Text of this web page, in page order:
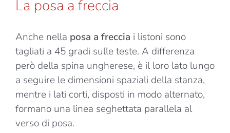
La posa a freccia
Anche nella posa a freccia i listoni sono
tagliati a 45 gradi sulle teste. A differenza
però della spina ungherese, è il loro lato lungo
a seguire le dimensioni spaziali della stanza,
mentre i lati corti, disposti in modo alternato,
formano una linea seghettata parallela al
verso di posa.